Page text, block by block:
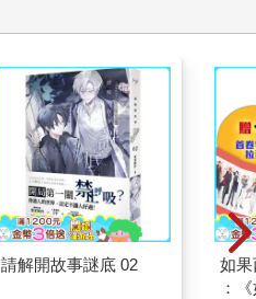
請解開故事謎底 02
如
：